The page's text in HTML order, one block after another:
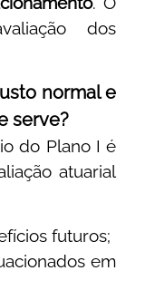
dos
normal e
serve?
do Plano I é
atuarial
futuros;
em